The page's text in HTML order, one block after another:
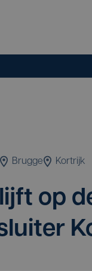
Brugge Kortrijk
op